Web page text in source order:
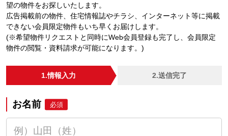
望の物件をお探しいたします。
広告掲載前の物件、住宅情報誌やチラシ、インターネット等に掲載
できない会員限定物件もいち早くお届けします。
(※希望物件リクエストと同時にWeb会員登録も完了し、会員限定
物件の閲覧・資料請求が可能になります。)
1.情報入力 2.送信完了
お名前 必須